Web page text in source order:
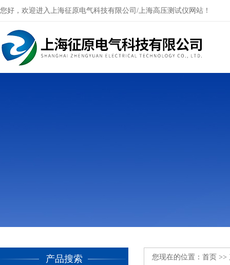
您好，欢迎进入上海征原电气科技有限公司/上海高压测试仪网站！
产品搜索 您现在的位置： 首页 >>